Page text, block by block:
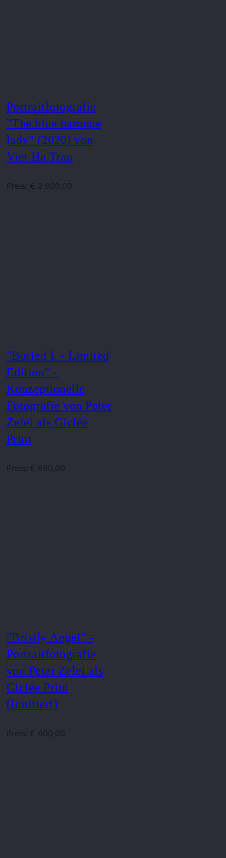
Portraitfotografie
"The blue baroque
lady" (2020) von
Viet Ha Tran
Preis: € 2.800,00
"Buried I. - Limited
Edition" -
Konzeptionelle
Fotografie von Peter
Zelei als Giclée
Print
Preis: € 690,00
"Bristly Angel" -
Portraitfotografie
von Peter Zelei als
Giclée Print
(limitiert)
Preis: € 600,00